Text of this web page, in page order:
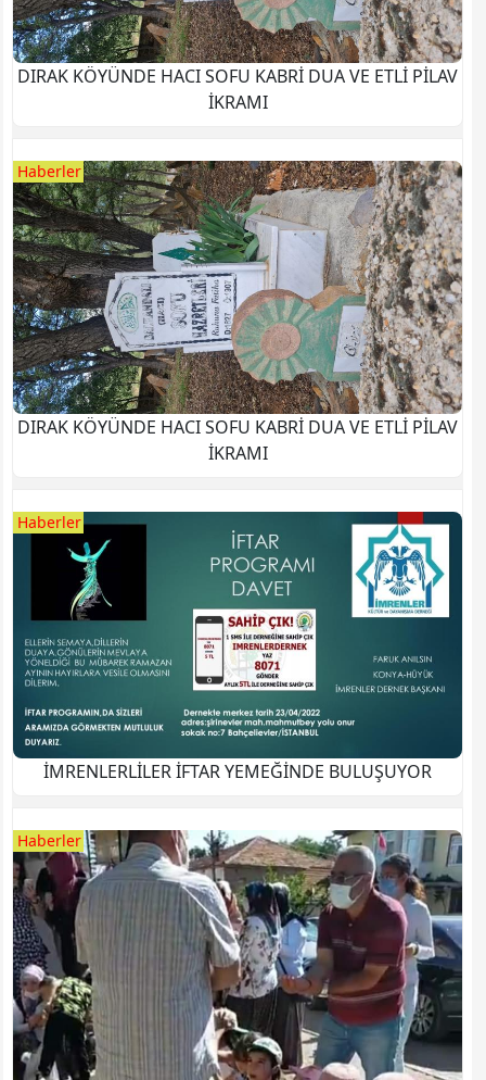
DIRAK KÖYÜNDE HACI SOFU KABRİ DUA VE ETLİ PİLAV
İKRAMI
Haberler
DIRAK KÖYÜNDE HACI SOFU KABRİ DUA VE ETLİ PİLAV
İKRAMI
Haberler
İMRENLERLİLER İFTAR YEMEĞİNDE BULUŞUYOR
Haberler